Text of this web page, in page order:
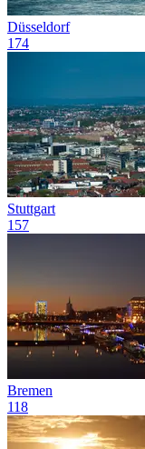
Düsseldorf
174
Stuttgart
157
Bremen
118